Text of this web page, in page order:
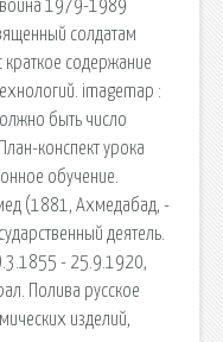
1979-1989
солдатам
содержание
imagemap :
быть число
конспект урока
обучение.
(1881, Ахмедабад, -
деятель.
- 25.9.1920,
Полива русское
изделий,